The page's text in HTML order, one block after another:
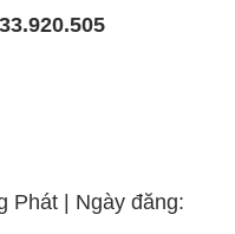
Phát | Ngày đăng: